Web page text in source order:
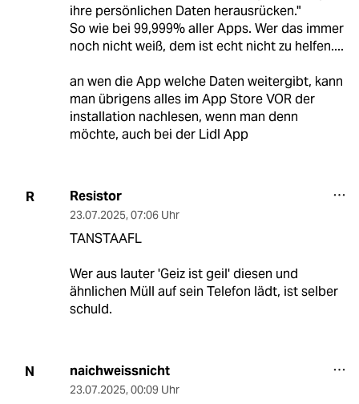
ihre persönlichen Daten herausrücken."
So wie bei 99,999% aller Apps. Wer das immer
noch nicht weiß, dem ist echt nicht zu helfen....
an wen die App welche Daten weitergibt, kann
man übrigens alles im App Store VOR der
installation nachlesen, wenn man denn
möchte, auch bei der Lidl App
R Resistor
23.07.2025, 07:06 Uhr
TANSTAAFL
Wer aus lauter 'Geiz ist geil' diesen und
ähnlichen Müll auf sein Telefon lädt, ist selber
schuld.
N naichweissnicht
23.07.2025, 00:09 Uhr